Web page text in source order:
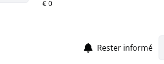
Rester informé